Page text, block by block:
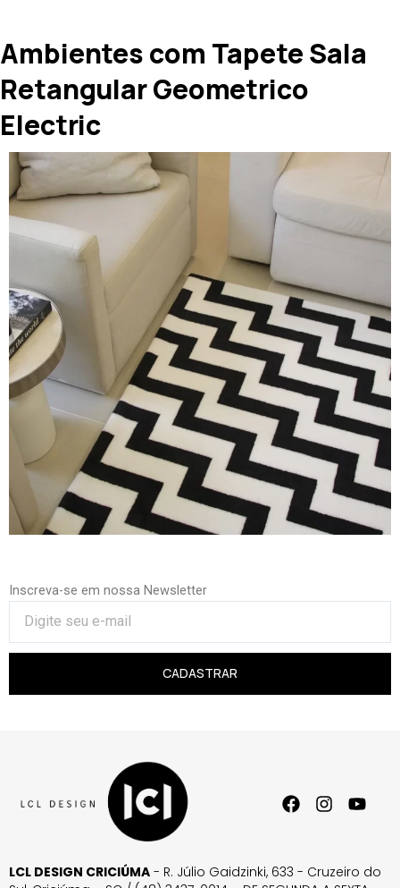
Ambientes com Tapete Sala
Retangular Geometrico
Electric
Inscreva-se em nossa Newsletter
CADASTRAR
LCL DESIGN CRICIÚMA - R. Júlio Gaidzinki, 633 - Cruzeiro do